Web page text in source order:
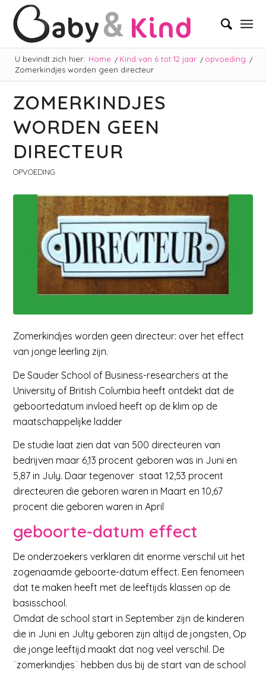
U bevindt zich hier: Home / Kind van 6 tot 12 jaar / opvoeding /
Zomerkindjes worden geen directeur
ZOMERKINDJES
WORDEN GEEN
DIRECTEUR
OPVOEDING
Zomerkindjes worden geen directeur: over het effect
van jonge leerling zijn.
De Sauder School of Business-researchers at the
University of British Columbia heeft ontdekt dat de
geboortedatum invloed heeft op de klim op de
maatschappelijke ladder
De studie laat zien dat van 500 directeuren van
bedrijven maar 6,13 procent geboren was in Juni en
5,87 in July. Daar tegenover staat 12,53 procent
directeuren die geboren waren in Maart en 10,67
procent die geboren waren in April
geboorte-datum effect
De onderzoekers verklaren dit enorme verschil uit het
zogenaamde geboorte-datum effect. Een fenomeen
dat te maken heeft met de leeftijds klassen op de
basisschool.
Omdat de school start in September zijn de kinderen
die in Juni en Julty geboren zijn altijd de jongsten, Op
die jonge leeftijd maakt dat nog veel verschil. De
¨zomerkindjes¨ hebben dus bij de start van de school